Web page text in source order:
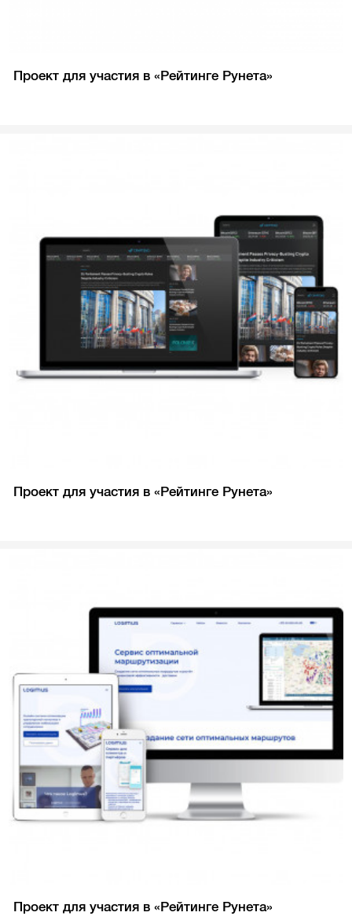
Проект для участия в «Рейтинге Рунета»
Проект для участия в «Рейтинге Рунета»
Проект для участия в «Рейтинге Рунета»